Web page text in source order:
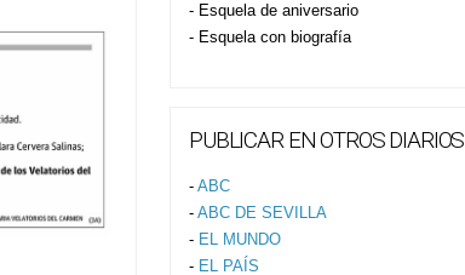
- Esquela de aniversario
- Esquela con biografía
PUBLICAR EN OTROS DIARIOS
- ABC
- ABC DE SEVILLA
- EL MUNDO
- EL PAÍS